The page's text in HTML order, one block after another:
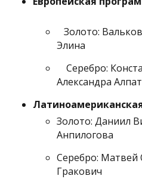
Золото:
Элина
Серебро:
Александра
Золото: Даниил
Анпилогова
Серебро: Матвей
Гракович